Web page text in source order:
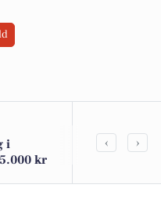
i
kr
De
‹ ›